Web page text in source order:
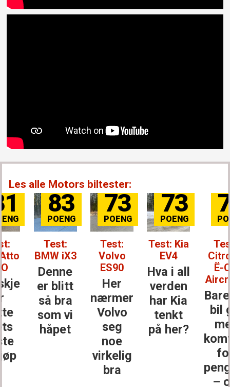
Les alle Motors biltester:
83
BMW iX3
Denne
er blitt
så bra
som vi
håpet
73
Volvo
nærmer
Volvo
virkelig
73
Test: Kia
Hva i all
verden
har Kia
tenkt
på her?
72
Test:
Citroën
Ë-C5
Aircross
Bare en
bil gir
komfort
pengene